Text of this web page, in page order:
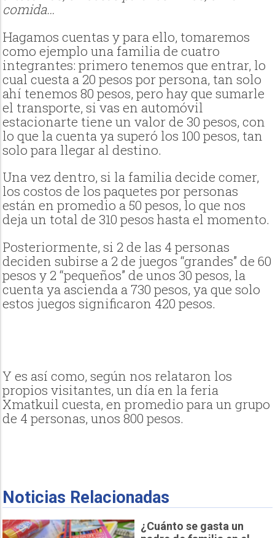
comida…
Hagamos cuentas y para ello, tomaremos
como ejemplo una familia de cuatro
integrantes: primero tenemos que entrar, lo
cual cuesta a 20 pesos por persona, tan solo
ahí tenemos 80 pesos, pero hay que sumarle
el transporte, si vas en automóvil
estacionarte tiene un valor de 30 pesos, con
lo que la cuenta ya superó los 100 pesos, tan
solo para llegar al destino.
Una vez dentro, si la familia decide comer,
los costos de los paquetes por personas
están en promedio a 50 pesos, lo que nos
deja un total de 310 pesos hasta el momento.
Posteriormente, si 2 de las 4 personas
deciden subirse a 2 de juegos “grandes” de 60
pesos y 2 “pequeños” de unos 30 pesos, la
cuenta ya ascienda a 730 pesos, ya que solo
estos juegos significaron 420 pesos.
Y es así como, según nos relataron los
propios visitantes, un día en la feria
Xmatkuil cuesta, en promedio para un grupo
de 4 personas, unos 800 pesos.
Noticias Relacionadas
¿Cuánto se gasta un